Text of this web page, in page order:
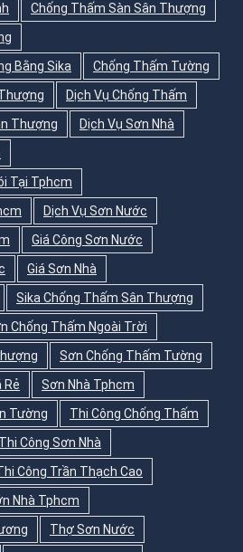
Chống Thấm Sàn Sân Thượng
Bằng Sika
Chống Thấm Tường
Dịch Vụ Chống Thấm
Thượng
Dịch Vụ Sơn Nhà
Tại Tphcm
Dịch Vụ Sơn Nước
Giá Công Sơn Nước
Giá Sơn Nhà
Sika Chống Thấm Sân Thượng
Chống Thấm Ngoài Trời
Sơn Chống Thấm Tường
Rẻ
Sơn Nhà Tphcm
Tường
Thi Công Chống Thấm
Thi Công Sơn Nhà
Công Trần Thạch Cao
Nhà Tphcm
Thợ Sơn Nước